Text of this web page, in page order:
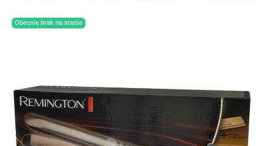
Obecnie brak na stanie